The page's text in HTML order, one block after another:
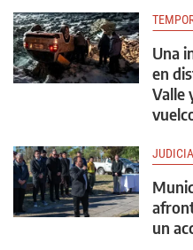
Una
en
Valle
un